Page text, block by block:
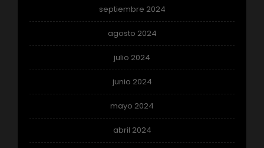
septiembre 2024
agosto 2024
julio 2024
junio 2024
mayo 2024
abril 2024